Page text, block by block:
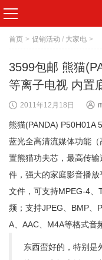
首页 > 促销活动 / 大家电 >
3599包邮 熊猫
等离子电视 内置
2011年12月18日
熊猫(PANDA) P50H01A
蓝光全高清流媒体功能
置熊猫功夫芯，最高传
件，强大的家庭影音播
文件，可支持MPEG-4、
频；支持JPEG、BMP、
A、AAC、M4A等格式音
东西蛮好的，特别是